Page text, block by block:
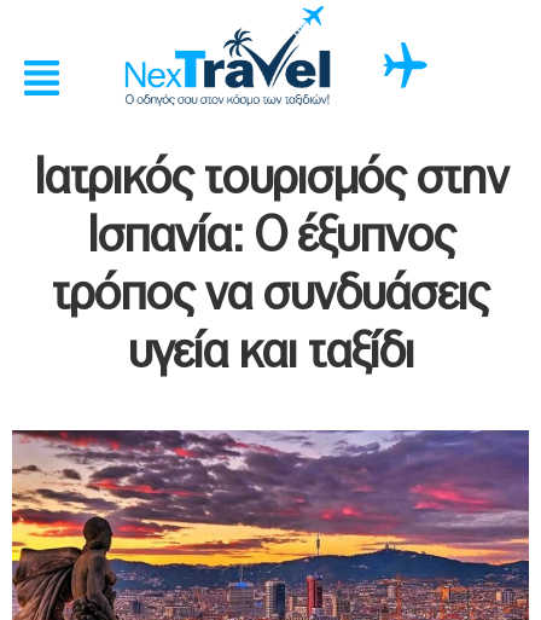
Ιατρικός τουρισμός στην
Ισπανία: Ο έξυπνος
τρόπος να συνδυάσεις
υγεία και ταξίδι